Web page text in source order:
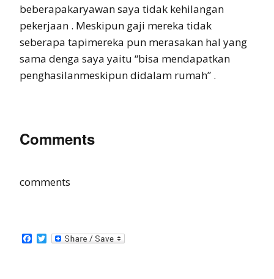
beberapakaryawan saya tidak kehilangan
pekerjaan . Meskipun gaji mereka tidak
seberapa tapimereka pun merasakan hal yang
sama denga saya yaitu “bisa mendapatkan
penghasilanmeskipun didalam rumah” .
Comments
comments
Facebook
Twitter